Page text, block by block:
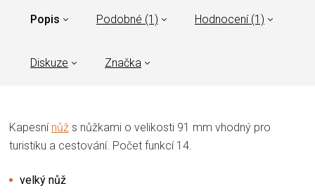
Popis Podobné (1) Hodnocení (1)
Diskuze Značka
Kapesní nůž s nůžkami o velikosti 91 mm vhodný pro
turistiku a cestování. Počet funkcí 14.
velký nůž